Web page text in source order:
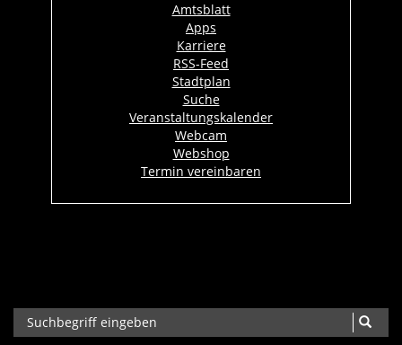
Amtsblatt
Apps
Karriere
RSS-Feed
Stadtplan
Suche
Veranstaltungskalender
Webcam
Webshop
Termin vereinbaren